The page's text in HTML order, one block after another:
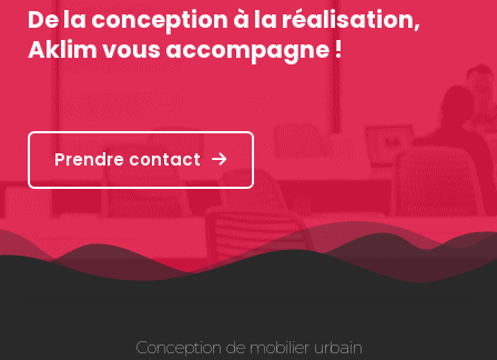
De la conception à la réalisation,
Aklim vous accompagne !
Prendre contact
Conception de mobilier urbain